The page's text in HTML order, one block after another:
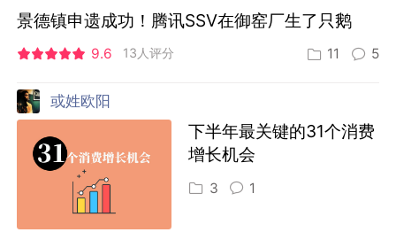
景德镇申遗成功！腾讯SSV在御窑厂生了只鹅
9.6 13人评分 11 5
或姓欧阳
下半年最关键的31个消费
增长机会
3 1